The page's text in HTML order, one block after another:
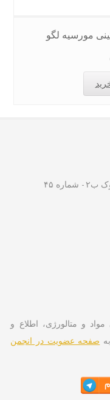
لگو
اطلاع و
عضویت در انجمن